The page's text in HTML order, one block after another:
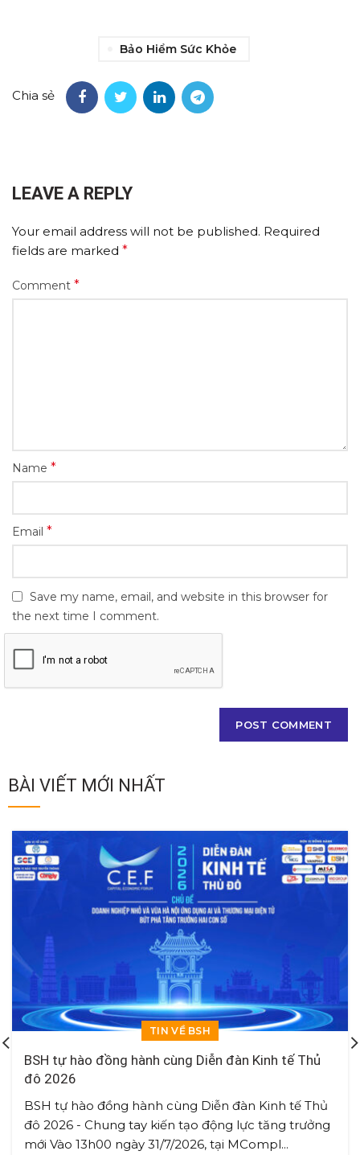
Bảo Hiểm Sức Khỏe
Chia sẻ
LEAVE A REPLY
Your email address will not be published. Required
fields are marked *
Comment *
Name *
Email *
Save my name, email, and website in this browser for
the next time I comment.
BÀI VIẾT MỚI NHẤT
TIN VỀ BSH
BSH tự hào đồng hành cùng Diễn đàn Kinh tế Thủ
đô 2026
BSH tự hào đồng hành cùng Diễn đàn Kinh tế Thủ
đô 2026 - Chung tay kiến tạo động lực tăng trưởng
mới Vào 13h00 ngày 31/7/2026, tại MCompl...